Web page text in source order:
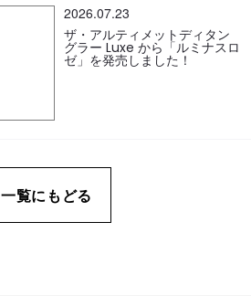
2026.07.23
ザ・アルティメットディタン
グラー Luxe から「ルミナスロ
ゼ」を発売しました！
一覧にもどる